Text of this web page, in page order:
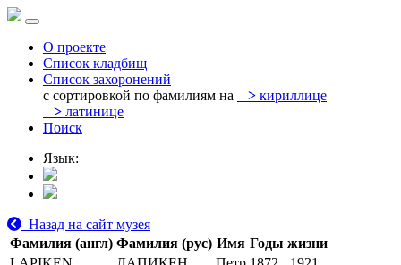
О проекте
Список кладбищ
Список захоронений
с сортировкой по фамилиям на
> кириллице
> латинице
Поиск
Язык:
Назад на сайт музея
Фамилия (англ) Фамилия (рус) Имя Годы жизни